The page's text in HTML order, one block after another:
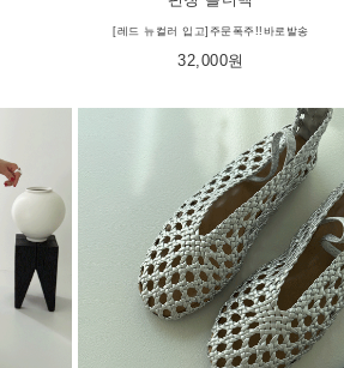
[레드 뉴컬러 입고]주문폭주!!바로발송
32,000원